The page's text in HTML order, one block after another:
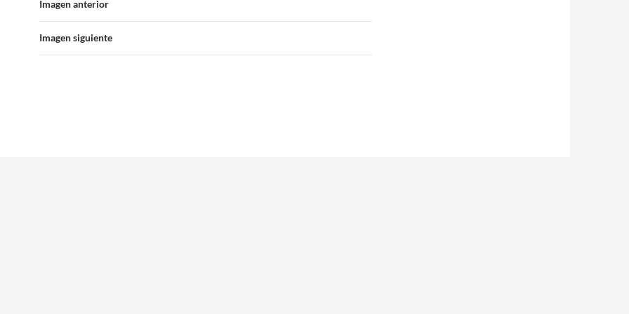
Imagen anterior
Imagen siguiente